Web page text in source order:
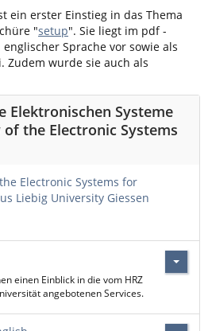
ein erster Einstieg in das Thema
"setup". Sie liegt im pdf -
Sprache vor sowie als
Zudem wurde sie auch als
Elektronischen Systeme
of the Electronic Systems
Electronic Systems for
Liebig University Giessen
einen Einblick in die vom HRZ
angebotenen Services.